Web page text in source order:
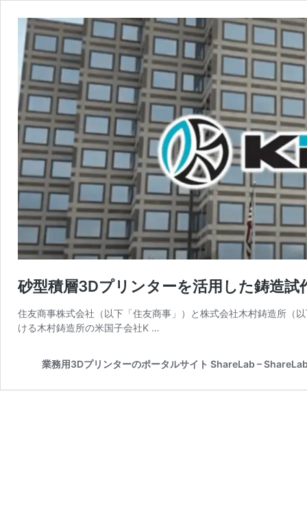
砂型積層3Dプリンターを活用した鋳造
住友商事株式会社（以下「住友商事」）と株式会社木村鋳造所（
ける木村鋳造所の米国子会社K …
業務用3Dプリンターのポータルサイト ShareLab –